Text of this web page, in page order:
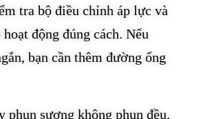
tra bộ điều chỉnh áp lực và
động đúng cách. Nếu
bạn cần thêm đường ống
sương không phun đều.